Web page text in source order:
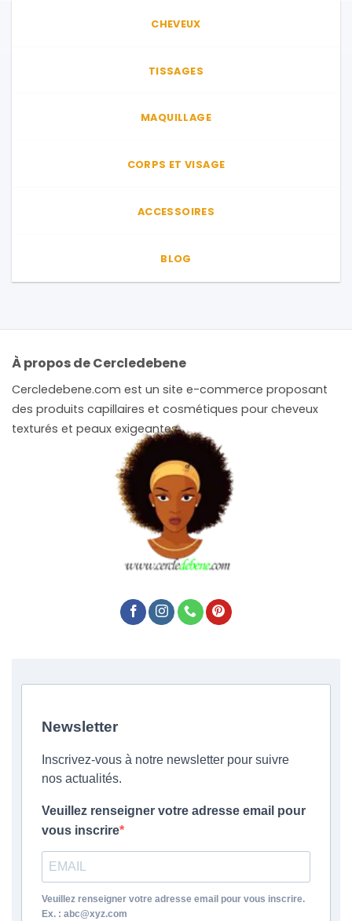
CHEVEUX
TISSAGES
MAQUILLAGE
CORPS ET VISAGE
ACCESSOIRES
BLOG
À propos de Cercledebene
Cercledebene.com est un site e-commerce proposant
des produits capillaires et cosmétiques pour cheveux
texturés et peaux exigeantes.
Newsletter
Inscrivez-vous à notre newsletter pour suivre
nos actualités.
Veuillez renseigner votre adresse email pour
vous inscrire
Veuillez renseigner votre adresse email pour vous inscrire.
Ex. : abc@xyz.com